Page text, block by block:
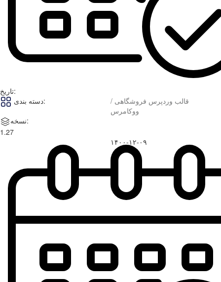
تاریخ:
دسته بندی:
قالب وردپرس فروشگاهی /
ووکامرس
نسخه:
1.27
۱۴۰۰-۱۲-۰۹